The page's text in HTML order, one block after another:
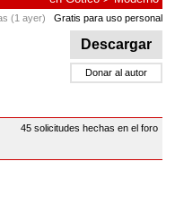
(1 ayer) Gratis para uso personal
Descargar
Donar al autor
45 solicitudes hechas en el foro